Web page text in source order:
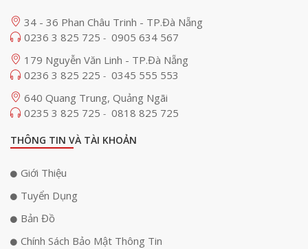
thiết do vật nuôi, côn trùng, lá cây hoặc thay đổi ánh sáng gây ra. Nhờ
đó, người dùng có thể theo dõi các sự kiện quan trọng nhanh chóng và
34 - 36 Phan Châu Trinh - TP.Đà Nẵng
0236 3 825 725 - 0905 634 567
179 Nguyễn Văn Linh - TP.Đà Nẵng
0236 3 825 225 - 0345 555 553
640 Quang Trung, Quảng Ngãi
0235 3 825 725 - 0818 825 725
THÔNG TIN VÀ TÀI KHOẢN
Giới Thiệu
Tuyển Dụng
Bản Đồ
Chính Sách Bảo Mật Thông Tin